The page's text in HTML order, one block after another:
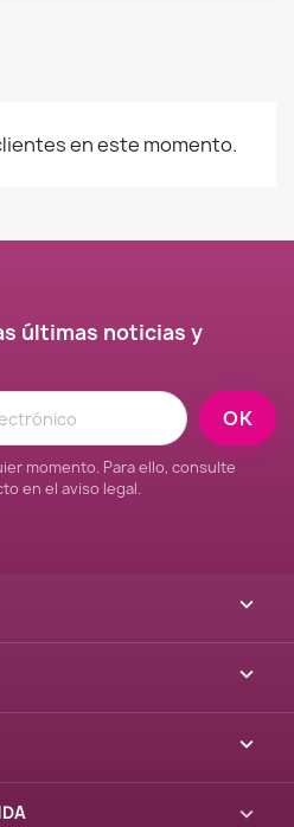
en este momento.
últimas noticias y
momento. Para ello, consulte
en el aviso legal.



keyboard_arrow_down